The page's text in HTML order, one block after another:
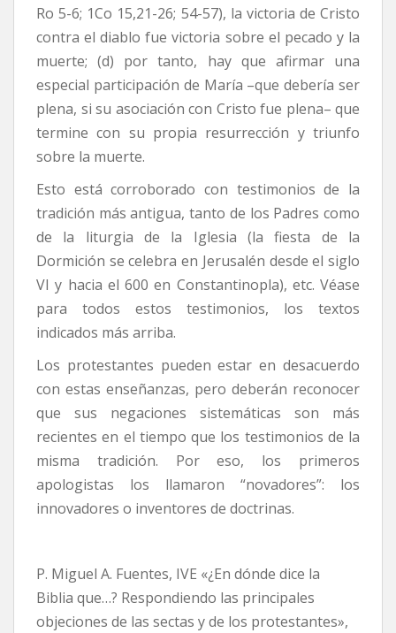
Ro 5-6; 1Co 15,21-26; 54-57), la victoria de Cristo
contra el diablo fue victoria sobre el pecado y la
muerte; (d) por tanto, hay que afirmar una
especial participación de María –que debería ser
plena, si su asociación con Cristo fue plena– que
termine con su propia resurrección y triunfo
sobre la muerte.
Esto está corroborado con testimonios de la
tradición más antigua, tanto de los Padres como
de la liturgia de la Iglesia (la fiesta de la
Dormición se celebra en Jerusalén desde el siglo
VI y hacia el 600 en Constantinopla), etc. Véase
para todos estos testimonios, los textos
indicados más arriba.
Los protestantes pueden estar en desacuerdo
con estas enseñanzas, pero deberán reconocer
que sus negaciones sistemáticas son más
recientes en el tiempo que los testimonios de la
misma tradición. Por eso, los primeros
apologistas los llamaron “novadores”: los
innovadores o inventores de doctrinas.
P. Miguel A. Fuentes, IVE «¿En dónde dice la
Biblia que…? Respondiendo las principales
objeciones de las sectas y de los protestantes»,